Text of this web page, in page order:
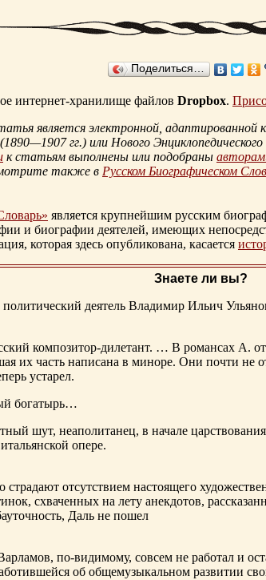
Поделиться…
интернет-хранилище файлов Dropbox.
является электронной, адаптированной
(1890—1907 гг.) или Нового
к статьям выполнены или подобраны
также в Русском Биографическом
является крупнейшим русским
и биографии деятелей, имеющих
которая здесь опубликована, касается
Знаете ли вы?
деятель Владимир Ильич
композитор-дилетант. … В романсах А.
их часть написана в миноре. Они почти не
устарел.
богатырь…
шут, неаполитанец, в начале
опере.
отсутствием настоящего
схваченных на лету анекдотов,
Даль не пошел
по-видимому, совсем не работал и
об общемузыкальном развитии